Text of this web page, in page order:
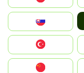
United States
中國香港特別行政區